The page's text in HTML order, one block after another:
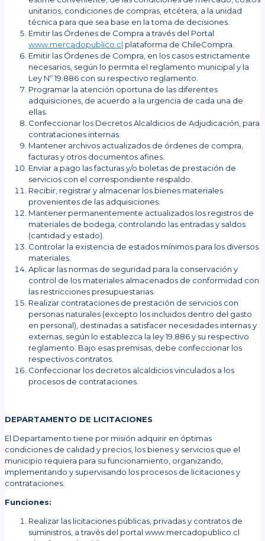
unitarios, condiciones de compras, etcétera, a la unidad
técnica para que sea base en la toma de decisiones.
Emitir las Órdenes de Compra a través del Portal
www.mercadopublico.cl plataforma de ChileCompra.
Emitir las Órdenes de Compra, en los casos estrictamente
necesarios, según lo permita el reglamento municipal y la
Ley Nº 19.886 con su respectivo reglamento.
Programar la atención oportuna de las diferentes
adquisiciones, de acuerdo a la urgencia de cada una de
ellas.
Confeccionar los Decretos Alcaldicios de Adjudicación, para
contrataciones internas.
Mantener archivos actualizados de órdenes de compra,
facturas y otros documentos afines.
Enviar a pago las facturas y/o boletas de prestación de
servicios con el correspondiente respaldo.
Recibir, registrar y almacenar los bienes materiales
provenientes de las adquisiciones.
Mantener permanentemente actualizados los registros de
materiales de bodega, controlando las entradas y saldos
(cantidad y estado).
Controlar la existencia de estados mínimos para los diversos
materiales.
Aplicar las normas de seguridad para la conservación y
control de los materiales almacenados de conformidad con
las restricciones presupuestarias.
Realizar contrataciones de prestación de servicios con
personas naturales (excepto los incluidos dentro del gasto
en personal), destinadas a satisfacer necesidades internas y
externas, según lo establezca la ley 19.886 y su respectivo
reglamento. Bajo esas premisas, debe confeccionar los
respectivos contratos.
Confeccionar los decretos alcaldicios vinculados a los
procesos de contrataciones.
DEPARTAMENTO DE LICITACIONES
El Departamento tiene por misión adquirir en óptimas
condiciones de calidad y precios, los bienes y servicios que el
municipio requiera para su funcionamiento, organizando,
implementando y supervisando los procesos de licitaciones y
contrataciones.
Funciones:
Realizar las licitaciones públicas, privadas y contratos de
suministros, a través del portal www.mercadopublico.cl